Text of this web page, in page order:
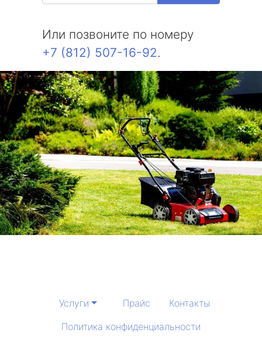
Или позвоните по номеру
+7 (812) 507-16-92.
Услуги Прайс
Контакты
Политика конфиденциальности